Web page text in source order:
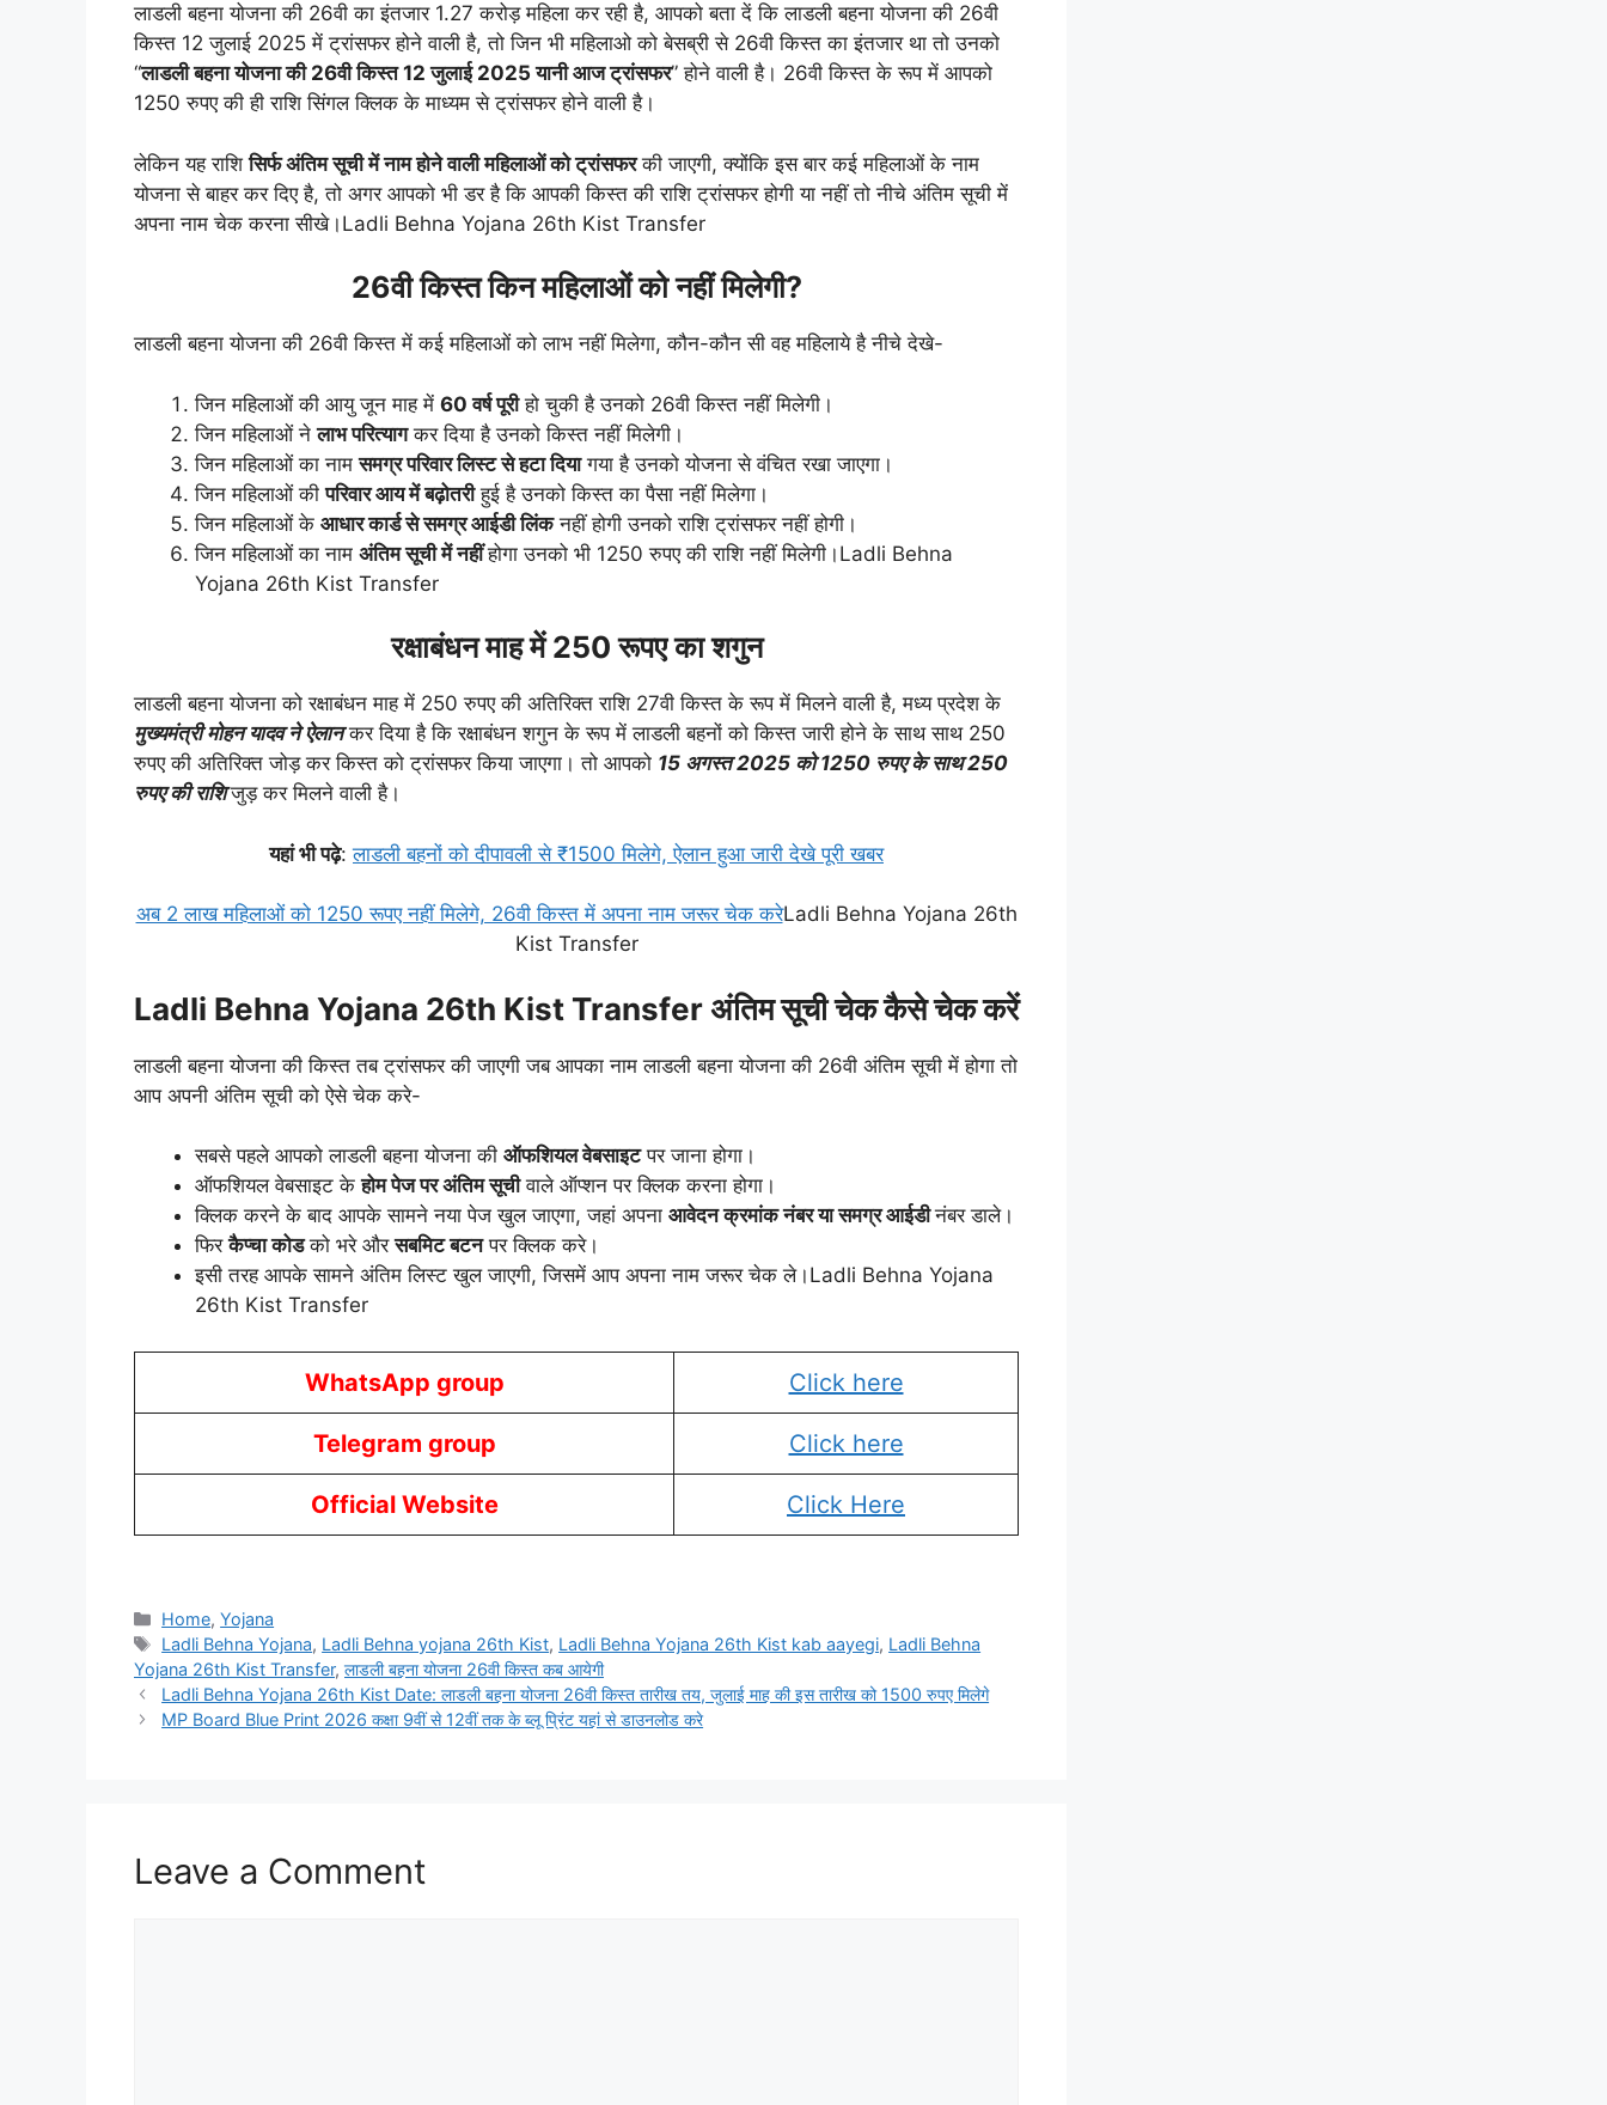
लाडली बहना योजना की 26वी का इंतजार 1.27 करोड़ महिला कर रही है, आपको बता दें कि लाडली बहना योजना की 26वी
किस्त 12 जुलाई 2025 में ट्रांसफर होने वाली है, तो जिन भी महिलाओ को बेसब्री से 26वी किस्त का इंतजार था तो उनको
“लाडली बहना योजना की 26वी किस्त 12 जुलाई 2025 यानी आज ट्रांसफर” होने वाली है। 26वी किस्त के रूप में आपको
1250 रुपए की ही राशि सिंगल क्लिक के माध्यम से ट्रांसफर होने वाली है।
लेकिन यह राशिसिर्फ अंतिम सूची में नाम होने वाली महिलाओं को ट्रांसफरकी जाएगी, क्योंकि इस बार कई महिलाओं के नाम
योजना से बाहर कर दिए है, तो अगर आपको भी डर है कि आपकी किस्त की राशि ट्रांसफर होगी या नहीं तो नीचे अंतिम सूची में
अपना नाम चेक करना सीखे।Ladli Behna Yojana 26th Kist Transfer
26वी किस्त किन महिलाओं को नहीं मिलेगी?
लाडली बहना योजना की 26वी किस्त में कई महिलाओं को लाभ नहीं मिलेगा, कौन-कौन सी वह महिलाये है नीचे देखे-
जिन महिलाओं की आयु जून माह में 60 वर्ष पूरीहो चुकी है उनको 26वी किस्त नहीं मिलेगी।
जिन महिलाओं नेलाभ परित्यागकर दिया है उनको किस्त नहीं मिलेगी।
जिन महिलाओं का नामसमग्र परिवार लिस्ट से हटा दियागया है उनको योजना से वंचित रखा जाएगा।
जिन महिलाओं कीपरिवार आय में बढ़ोतरीहुई है उनको किस्त का पैसा नहीं मिलेगा।
जिन महिलाओं के आधार कार्ड से समग्र आईडी लिंकनहीं होगी उनको राशि ट्रांसफर नहीं होगी।
जिन महिलाओं का नाम अंतिम सूची में नहींहोगा उनको भी 1250 रुपए की राशि नहीं मिलेगी।Ladli Behna
Yojana 26th Kist Transfer
रक्षाबंधन माह में 250 रूपए का शगुन
लाडली बहना योजना को रक्षाबंधन माह में 250 रुपए की अतिरिक्त राशि 27वी किस्त के रूप में मिलने वाली है, मध्य प्रदेश के
मुख्यमंत्री मोहन यादव ने ऐलानकर दिया है कि रक्षाबंधन शगुन के रूप में लाडली बहनों को किस्त जारी होने के साथ साथ 250
रुपए की अतिरिक्त जोड़ कर किस्त को ट्रांसफर किया जाएगा। तो आपको 15 अगस्त 2025 को 1250 रुपए के साथ 250
रुपए की राशिजुड़ कर मिलने वाली है।
यहां भी पढ़े:लाडली बहनों को दीपावली से ₹1500 मिलेगे, ऐलान हुआ जारी देखे पूरी खबर
अब 2 लाख महिलाओं को 1250 रूपए नहीं मिलेगे, 26वी किस्त में अपना नाम जरूर चेक करेLadli Behna Yojana 26th
Kist Transfer
Ladli Behna Yojana 26th Kist Transfer अंतिम सूची चेक कैसे चेक करें
लाडली बहना योजना की किस्त तब ट्रांसफर की जाएगी जब आपका नाम लाडली बहना योजना की 26वी अंतिम सूची में होगा तो
आप अपनी अंतिम सूची को ऐसे चेक करे-
सबसे पहले आपको लाडली बहना योजना की ऑफशियल वेबसाइटपर जाना होगा।
ऑफशियल वेबसाइट केहोम पेज पर अंतिम सूचीवाले ऑप्शन पर क्लिक करना होगा।
क्लिक करने के बाद आपके सामने नया पेज खुल जाएगा, जहां अपना आवेदन क्रमांक नंबर या समग्र आईडीनंबर डाले।
फिरकैप्चा कोडको भरे औरसबमिट बटनपर क्लिक करे।
इसी तरह आपके सामने अंतिम लिस्ट खुल जाएगी, जिसमें आप अपना नाम जरूर चेक ले।Ladli Behna Yojana
26th Kist Transfer
WhatsApp group Click here
Telegram group Click here
Official Website Click Here
Categories
Home,Yojana
Tags
Ladli Behna Yojana, Ladli Behna yojana 26th Kist, Ladli Behna Yojana 26th Kist kab aayegi, Ladli Behna
Yojana 26th Kist Transfer, लाडली बहना योजना 26वी किस्त कब आयेगी
Ladli Behna Yojana 26th Kist Date: लाडली बहना योजना 26वी किस्त तारीख तय, जुलाई माह की इस तारीख को 1500 रुपए मिलेगे
MP Board Blue Print 2026 कक्षा 9वीं से 12वीं तक के ब्लू प्रिंट यहां से डाउनलोड करे
Leave a Comment